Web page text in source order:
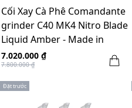
Cối Xay Cà Phê Comandante
grinder C40 MK4 Nitro Blade
Liquid Amber - Made in
Germany
7.020.000 ₫
7.800.000 ₫
Đặt trước